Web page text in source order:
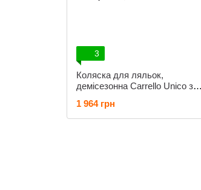
3
Коляска для ляльок,
демісезонна Carrello Unico з
1 964 грн